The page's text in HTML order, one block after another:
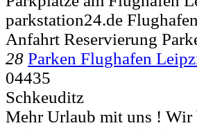
parkstation24.de
Anfahrt Reservierung
28 Parken Flughafen
04435
Schkeuditz
Mehr Urlaub mit uns ! Wir